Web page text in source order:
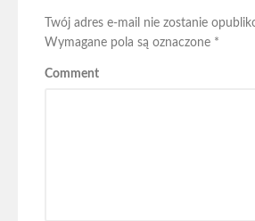
Twój adres e-mail nie zostanie
Wymagane pola są oznaczone *
Comment